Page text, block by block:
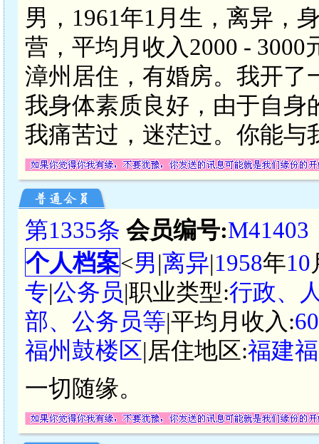
男，1961年1月生，离异，
营，平均月收入2000 -
漳州居住，有婚房。我开了
我身体素质良好，由于自身
我痛苦过，迷茫过。你能与
第1335条 会员编号:M41403
个人档案<男|离异|1958年10
专|公务员|职业类型:行政、
部、公务员等|平均月收入:
福州鼓楼区|居住地区:福建
一切随缘。